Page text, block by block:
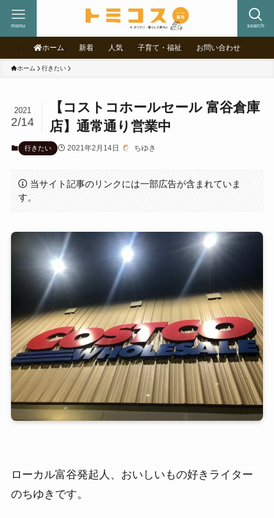
search
menu
ホーム 新着 人気 子育て・福祉 お問い合わせ
ホーム 行きたい
【コストコホールセール 富谷倉庫
店】通常通り営業中
2021
2/14
行きたい 2021年2月14日 ちゆき
当サイト記事のリンクには一部広告が含まれていま
す。
ローカル富谷発起人、おいしいもの好きライター
のちゆきです。